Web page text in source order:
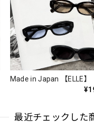
Made in Japan 【ELLE】
最近チェックした